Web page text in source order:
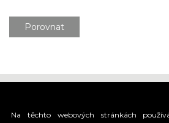
Porovnat
Na těchto webových stránkách